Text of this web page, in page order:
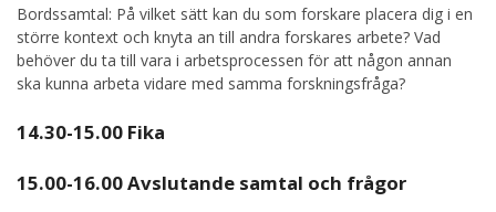
Bordssamtal: På vilket sätt kan du som forskare placera dig i en
större kontext och knyta an till andra forskares arbete? Vad
behöver du ta till vara i arbetsprocessen för att någon annan
ska kunna arbeta vidare med samma forskningsfråga?
14.30-15.00 Fika
15.00-16.00 Avslutande samtal och frågor